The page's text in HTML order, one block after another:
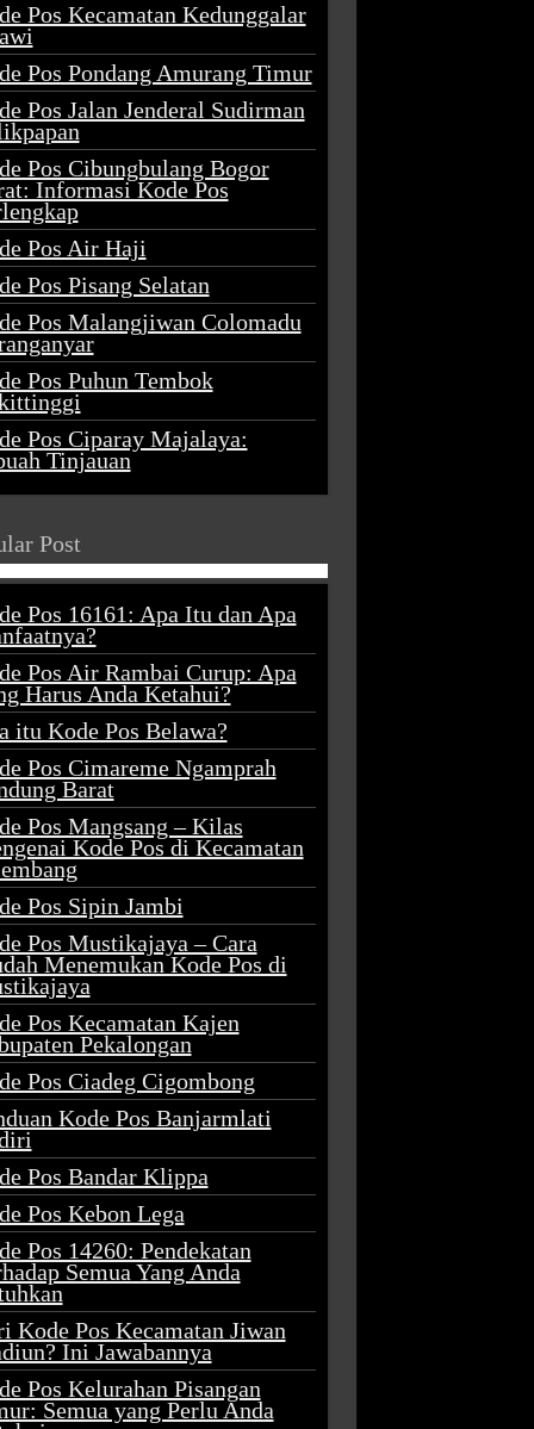
Pos Kecamatan Kedunggalar
Pos Pondang Amurang Timur
Pos Jalan Jenderal Sudirman
Pos Cibungbulang Bogor
Informasi Kode Pos
Pos Air Haji
Pos Pisang Selatan
Pos Malangjiwan Colomadu
Pos Puhun Tembok
Pos Ciparay Majalaya:
Tinjauan
Post
Pos 16161: Apa Itu dan Apa
Pos Air Rambai Curup: Apa
Harus Anda Ketahui?
itu Kode Pos Belawa?
Pos Cimareme Ngamprah
Barat
Pos Mangsang – Kilas
Kode Pos di Kecamatan
Pos Sipin Jambi
Pos Mustikajaya – Cara
Menemukan Kode Pos di
Pos Kecamatan Kajen
Pekalongan
Pos Ciadeg Cigombong
Kode Pos Banjarmlati
Pos Bandar Klippa
Pos Kebon Lega
Pos 14260: Pendekatan
Semua Yang Anda
Kode Pos Kecamatan Jiwan
Ini Jawabannya
Pos Kelurahan Pisangan
Semua yang Perlu Anda